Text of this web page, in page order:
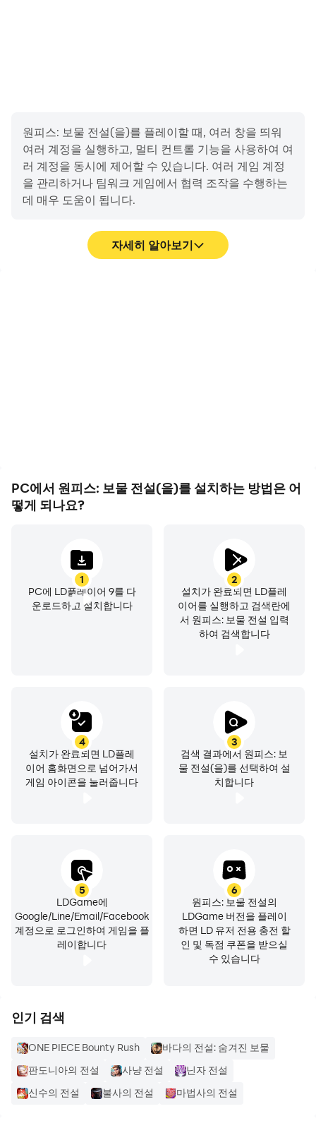
원피스: 보물 전설(을)를 플레이할 때, 여러 창을 띄워
여러 계정을 실행하고, 멀티 컨트롤 기능을 사용하여 여
러 계정을 동시에 제어할 수 있습니다. 여러 게임 계정
을 관리하거나 팀워크 게임에서 협력 조작을 수행하는
데 매우 도움이 됩니다.
자세히 알아보기
PC에서 원피스: 보물 전설(을)를 설치하는 방법은 어
떻게 되나요?
1
PC에 LD플레이어 9를 다
운로드하고 설치합니다
2
설치가 완료되면 LD플레
이어를 실행하고 검색란에
서 원피스: 보물 전설 입력
하여 검색합니다
3
검색 결과에서 원피스: 보
물 전설(을)를 선택하여 설
치합니다
4
설치가 완료되면 LD플레
이어 홈화면으로 넘어가서
게임 아이콘을 눌러줍니다
5
LDGame에
Google/Line/Email/Facebook
계정으로 로그인하여 게임을 플
레이합니다
6
원피스: 보물 전설의
LDGame 버전을 플레이
하면 LD 유저 전용 충전 할
인 및 독점 쿠폰을 받으실
수 있습니다
인기 검색
ONE PIECE Bounty Rush
바다의 전설: 숨겨진 보물
판도니아의 전설
사냥 전설
닌자 전설
신수의 전설
불사의 전설 마법사의 전설